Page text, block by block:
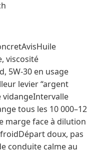
viscosité
5W-30 en usage
levier “argent
vidangeIntervalle
tous les 10 000–12
marge face à dilution
doux, pas
conduite calme au